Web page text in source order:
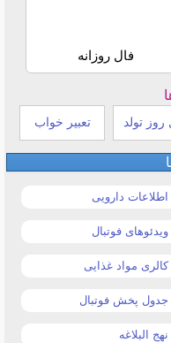
فال روزانه
روز تولد تعبیر خواب
اطلاعات دارویی
ویدئوهای فوتبال
کالری مواد غذایی
جدول پخش فوتبال
نهج البلاغه